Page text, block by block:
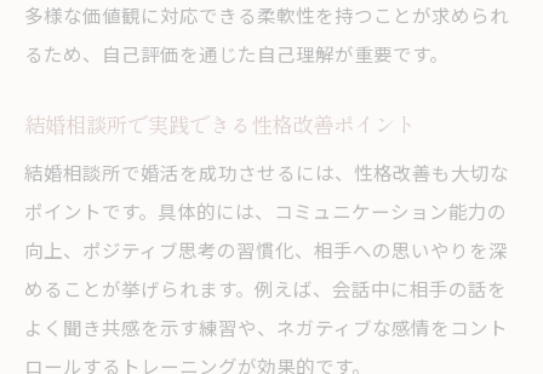
多様な価値観に対応できる柔軟性を持つことが求められ
るため、自己評価を通じた自己理解が重要です。
結婚相談所で実践できる性格改善ポイント
結婚相談所で婚活を成功させるには、性格改善も大切な
ポイントです。具体的には、コミュニケーション能力の
向上、ポジティブ思考の習慣化、相手への思いやりを深
めることが挙げられます。例えば、会話中に相手の話を
よく聞き共感を示す練習や、ネガティブな感情をコント
ロールするトレーニングが効果的です。